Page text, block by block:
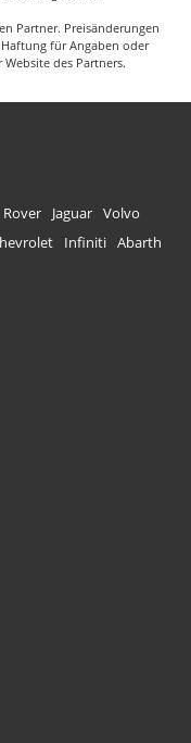
Partner. Preisänderungen
für Angaben oder
des Partners.
Rover Jaguar Volvo
Infiniti Abarth